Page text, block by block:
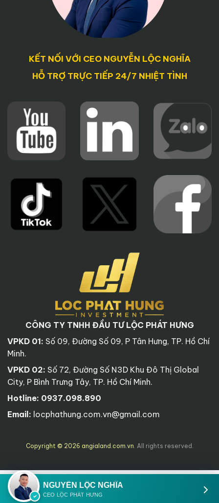
KẾT NỐI VỚI CEO NGUYỄN LỘC NGHĨA
HỖ TRỢ TRỰC TIẾP 24/7 NHIỆT TÌNH
CÔNG TY TNHH ĐẦU TƯ LỘC PHÁT HƯNG
VPKD 01: Số 09, Đường Số 09, P Tân Hưng, TP. Hồ Chí
Minh.
VPKD 02: Số 72, Đường Số N3D Khu Đô Thị Global
City, P Bình Trưng Tây, TP. Hồ Chí Minh.
Hotline: 0937.098.890
Email: locphathung.com.vn@gmail.com
Copyright © 2026 angialand.com.vn. All rights reserved.
NGUYỄN LỘC NGHĨA
CEO LỘC PHÁT HƯNG